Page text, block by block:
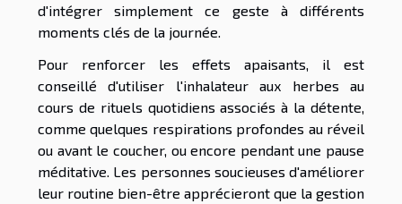
d'intégrer simplement ce geste à différents
moments clés de la journée.
Pour renforcer les effets apaisants, il est
conseillé d'utiliser l'inhalateur aux herbes au
cours de rituels quotidiens associés à la détente,
comme quelques respirations profondes au réveil
ou avant le coucher, ou encore pendant une pause
méditative. Les personnes soucieuses d'améliorer
leur routine bien-être apprécieront que la gestion